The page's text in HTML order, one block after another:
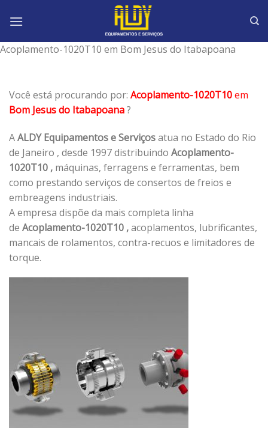
Acoplamento-1020T10 em Bom Jesus do Itabapoana
Você está procurando por: Acoplamento-1020T10em
Bom Jesus do Itabapoana?
AALDY Equipamentos e Serviçosatua no Estado do Rio
de Janeiro , desde 1997 distribuindo Acoplamento-
1020T10 , máquinas, ferragens e ferramentas, bem
como prestando serviços de consertos de freios e
embreagens industriais.
A empresa dispõe da mais completa linha
de Acoplamento-1020T10 ,acoplamentos, lubrificantes,
mancais de rolamentos, contra-recuos e limitadores de
torque.